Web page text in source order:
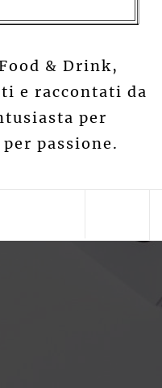
& Drink,
e raccontati da
per
passione.